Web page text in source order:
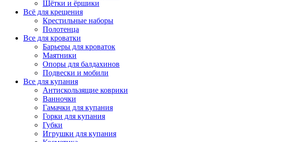
Щётки и ёршики
Всё для крещения
Крестильные наборы
Полотенца
Все для кроватки
Барьеры для кроваток
Маятники
Опоры для балдахинов
Подвески и мобили
Все для купания
Антискользящие коврики
Ванночки
Гамачки для купания
Горки для купания
Губки
Игрушки для купания